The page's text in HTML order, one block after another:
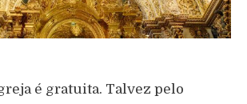
é gratuita. Talvez pelo